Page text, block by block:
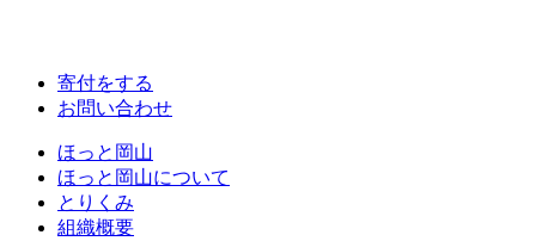
寄付をする
お問い合わせ
ほっと岡山
ほっと岡山について
とりくみ
組織概要